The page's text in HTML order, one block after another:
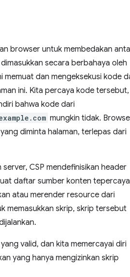
browser untuk membedakan
secara berbahaya oleh
memuat dan mengeksekusi kode
ini. Kita percaya kode tersebut,
bahwa kode dari
mungkin tidak.
diminta halaman, terlepas dari
CSP mendefinisikan header
daftar sumber konten tepercaya
atau merender resource dari
memasukkan skrip, skrip tersebut
valid, dan kita memercayai diri
yang hanya mengizinkan skrip